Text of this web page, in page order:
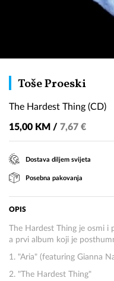
Toše ProeskiThe
Thing
(CD)
The Hardest Thing (CD)
15,00 KM / 7,67 €
Dostava diljem svijeta
Posebna pakovanja
OPIS
The Hardest Thing je osmi i
a prvi album koji je
1. "Aria" (featuring Gianna
2. "The Hardest Thing"